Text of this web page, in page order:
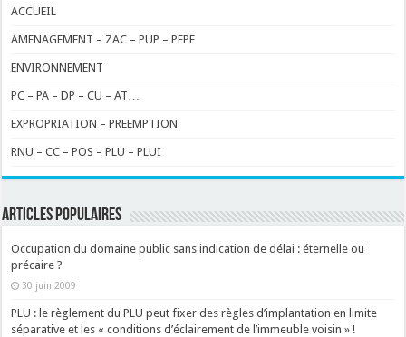
ACCUEIL
AMENAGEMENT – ZAC – PUP – PEPE
ENVIRONNEMENT
PC – PA – DP – CU – AT…
EXPROPRIATION – PREEMPTION
RNU – CC – POS – PLU – PLUI
ARTICLES POPULAIRES
Occupation du domaine public sans indication de délai : éternelle ou
précaire ?
30 juin 2009
PLU : le règlement du PLU peut fixer des règles d’implantation en limite
séparative et les « conditions d’éclairement de l’immeuble voisin » !